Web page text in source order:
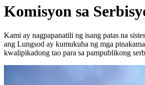
Komisyon sa
Kami ay nagpapanatili ng isang patas na
ang Lungsod ay kumukuha ng mga
kwalipikadong tao para sa pampublikong